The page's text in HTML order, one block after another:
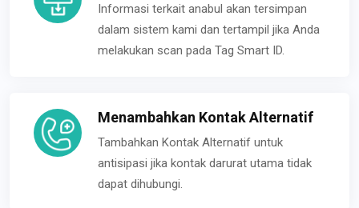
Informasi terkait anabul akan tersimpan
dalam sistem kami dan tertampil jika Anda
melakukan scan pada Tag Smart ID.
Menambahkan Kontak Alternatif
Tambahkan Kontak Alternatif untuk
antisipasi jika kontak darurat utama tidak
dapat dihubungi.